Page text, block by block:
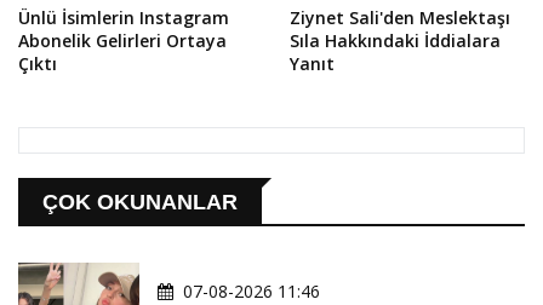
Ünlü İsimlerin Instagram
Abonelik Gelirleri Ortaya
Çıktı
Ziynet Sali'den Meslektaşı
Sıla Hakkındaki İddialara
Yanıt
ÇOK OKUNANLAR
07-08-2026 11:46